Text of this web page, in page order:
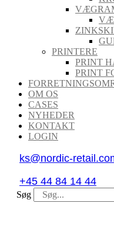
PRINTERE
PRINT
PRINT
OM OS
CASES
NYHEDER
KONTAKT
LOGIN
ks@nordic-
+45 44 84 14 44
Søg